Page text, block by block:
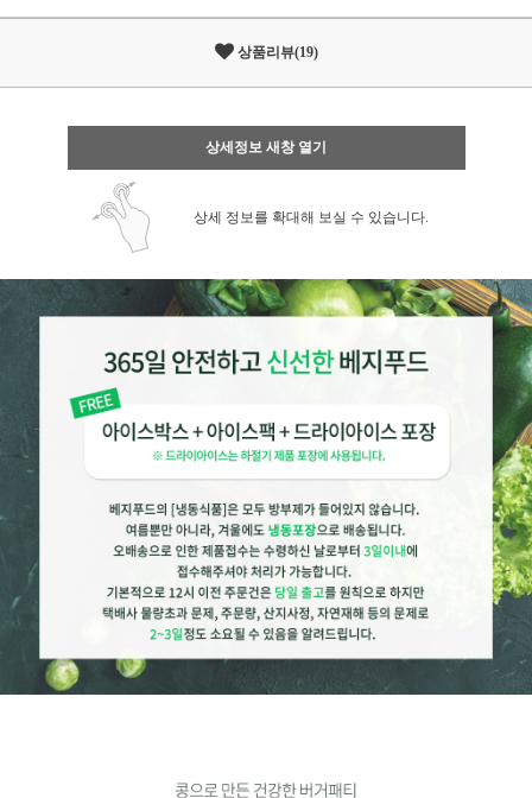
상품리뷰(19)
상세정보 새창 열기
상세 정보를 확대해 보실 수 있습니다.